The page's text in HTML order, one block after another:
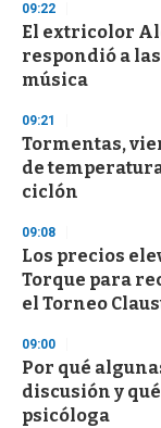
d
s
o
f
3
s
e
c
o
n
09:22
El extricolor
respondió a
música
09:21
Tormentas,
de
ciclón
09:08
Los precios
Torque para
el Torneo
09:00
Por qué
discusión y
psicóloga